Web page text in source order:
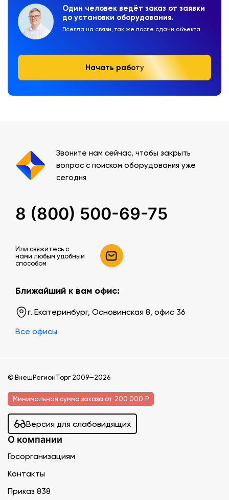
Один человек ведёт заказ от заявки
до установки оборудования.
Всегда на связи, так же после сдачи объекта.
Начать работу
Звоните нам сейчас, чтобы закрыть
вопрос с поиском оборудования уже
сегодня
8 (800) 500-69-75
Или свяжитесь c
нами любым удобным
способом
Ближайший к вам офис:
г. Екатеринбург, Основинская 8, офис 36
Все офисы
© ВнешРегионТорг 2009—2026
Минимальная сумма заказа от 200 000 ₽
Версия для слабовидящих
О компании
Госорганизациям
Контакты
Приказ 838